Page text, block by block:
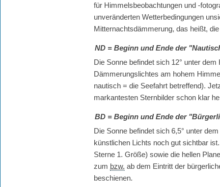
für Himmelsbeobachtungen und -
unveränderten Wetterbedingungen
Mitternachtsdämmerung, das heißt,
ND = Beginn und Ende der
Die Sonne befindet sich 12° unter
Dämmerungslichtes am hohem
nautisch = die Seefahrt betreffend).
markantesten Sternbilder schon klar
BD = Beginn und Ende der
Die Sonne befindet sich 6,5° unter
künstlichen Lichts noch gut sichtbar
Sterne 1. Größe) sowie die hellen
zum bzw. ab dem Eintritt der
beschienen.